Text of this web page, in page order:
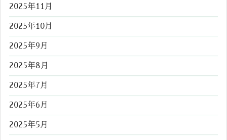
2025年11月
2025年10月
2025年9月
2025年8月
2025年7月
2025年6月
2025年5月